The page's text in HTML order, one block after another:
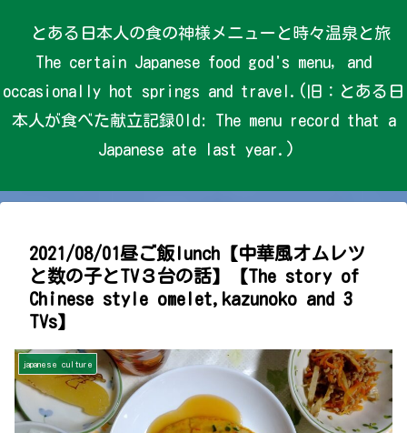
とある日本人の食の神様メニューと時々温泉と旅
The certain Japanese food god's menu, and
occasionally hot springs and travel.(旧：とある日
本人が食べた献立記録Old: The menu record that a
Japanese ate last year.)
2021/08/01昼ご飯lunch【中華風オムレツ
と数の子とTV３台の話】【The story of
Chinese style omelet,kazunoko and 3
TVs】
japanese culture